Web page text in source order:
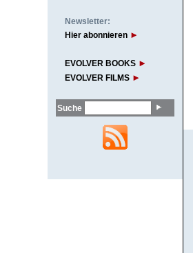
Newsletter:
Hier abonnieren
EVOLVER BOOKS
EVOLVER FILMS
Suche